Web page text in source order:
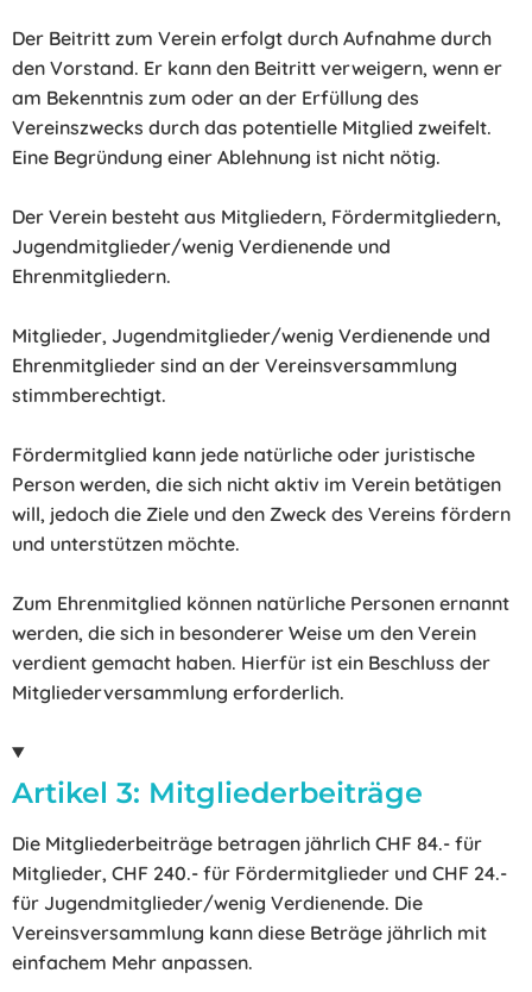
Der Beitritt zum Verein erfolgt durch Aufnahme durch
den Vorstand. Er kann den Beitritt verweigern, wenn er
am Bekenntnis zum oder an der Erfüllung des
Vereinszwecks durch das potentielle Mitglied zweifelt.
Eine Begründung einer Ablehnung ist nicht nötig.
Der Verein besteht aus Mitgliedern, Fördermitgliedern,
Jugendmitglieder/wenig Verdienende und
Ehrenmitgliedern.
Mitglieder, Jugendmitglieder/wenig Verdienende und
Ehrenmitglieder sind an der Vereinsversammlung
stimmberechtigt.
Fördermitglied kann jede natürliche oder juristische
Person werden, die sich nicht aktiv im Verein betätigen
will, jedoch die Ziele und den Zweck des Vereins fördern
und unterstützen möchte.
Zum Ehrenmitglied können natürliche Personen ernannt
werden, die sich in besonderer Weise um den Verein
verdient gemacht haben. Hierfür ist ein Beschluss der
Mitgliederversammlung erforderlich.
Artikel 3: Mitgliederbeiträge
Die Mitgliederbeiträge betragen jährlich CHF 84.- für
Mitglieder, CHF 240.- für Fördermitglieder und CHF 24.-
für Jugendmitglieder/wenig Verdienende. Die
Vereinsversammlung kann diese Beträge jährlich mit
einfachem Mehr anpassen.